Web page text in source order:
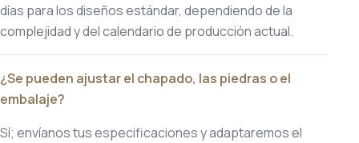
días para los diseños estándar, dependiendo de la
complejidad y del calendario de producción actual.
¿Se pueden ajustar el chapado, las piedras o el
embalaje?
Sí; envíanos tus especificaciones y adaptaremos el